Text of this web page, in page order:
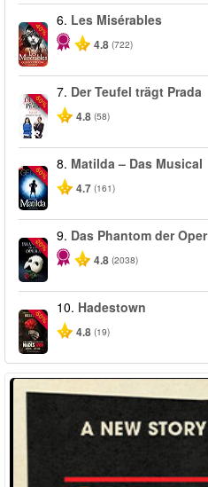
-40%
6. Les Misérables
4.8 (722)
-50%
7. Der Teufel trägt Prada
4.8 (58)
-50%
8. Matilda – Das Musical
4.7 (161)
-20%
9. Das Phantom der Oper
4.8 (2038)
-50%
10. Hadestown
4.8 (19)